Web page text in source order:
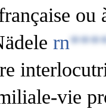
ou
rn
vie